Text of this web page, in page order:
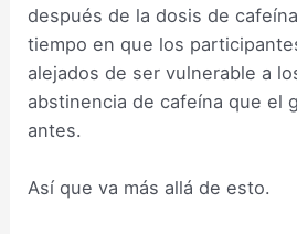
después de la dosis de
tiempo en que los
alejados de ser vulnerable a
abstinencia de cafeína que el
antes.
Así que va más allá de esto.